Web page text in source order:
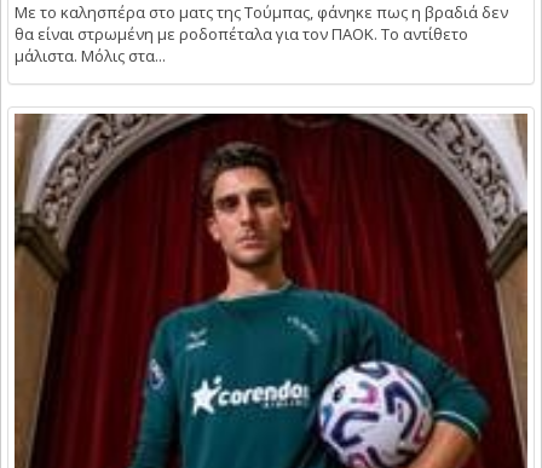
Με το καλησπέρα στο ματς της Τούμπας, φάνηκε πως η βραδιά δεν
θα είναι στρωμένη με ροδοπέταλα για τον ΠΑΟΚ. Το αντίθετο
μάλιστα. Μόλις στα...